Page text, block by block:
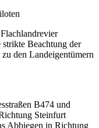
Beachtung der
den Landeigentümern
B474 und
Steinfurt
Abbiegen in Richtung